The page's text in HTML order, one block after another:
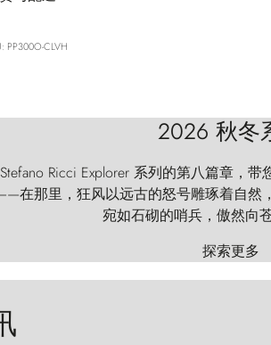
PP300O-CLVH
2026 秋冬
Stefano Ricci Explorer 系列的第八篇章，
在那里，狂风以远古的怒号雕琢着自然
宛如石砌的哨兵，傲然向
探索更多